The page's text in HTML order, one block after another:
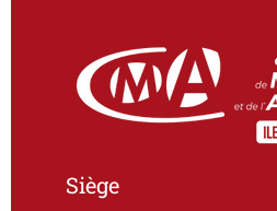
Siège